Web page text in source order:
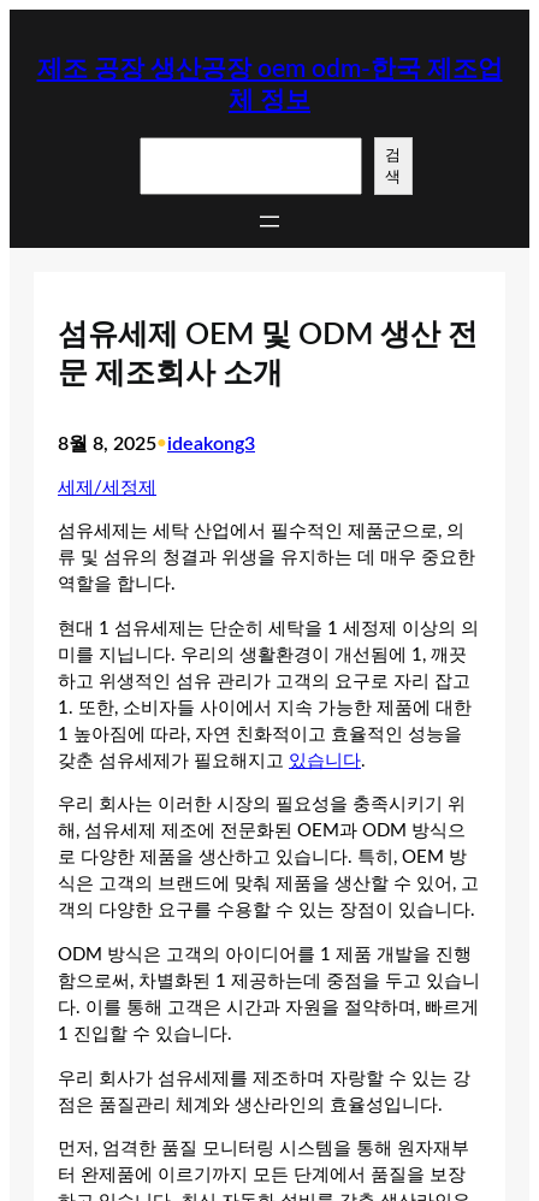
제조 공장 생산공장 oem odm-한국 제조업
체 정보
검
색
섬유세제 OEM 및 ODM 생산 전
문 제조회사 소개
8월 8, 2025•ideakong3
세제/세정제
섬유세제는 세탁 산업에서 필수적인 제품군으로, 의
류 및 섬유의 청결과 위생을 유지하는 데 매우 중요한
역할을 합니다.
현대 1 섬유세제는 단순히 세탁을 1 세정제 이상의 의
미를 지닙니다. 우리의 생활환경이 개선됨에 1, 깨끗
하고 위생적인 섬유 관리가 고객의 요구로 자리 잡고
1. 또한, 소비자들 사이에서 지속 가능한 제품에 대한
1 높아짐에 따라, 자연 친화적이고 효율적인 성능을
갖춘 섬유세제가 필요해지고 있습니다.
우리 회사는 이러한 시장의 필요성을 충족시키기 위
해, 섬유세제 제조에 전문화된 OEM과 ODM 방식으
로 다양한 제품을 생산하고 있습니다. 특히, OEM 방
식은 고객의 브랜드에 맞춰 제품을 생산할 수 있어, 고
객의 다양한 요구를 수용할 수 있는 장점이 있습니다.
ODM 방식은 고객의 아이디어를 1 제품 개발을 진행
함으로써, 차별화된 1 제공하는데 중점을 두고 있습니
다. 이를 통해 고객은 시간과 자원을 절약하며, 빠르게
1 진입할 수 있습니다.
우리 회사가 섬유세제를 제조하며 자랑할 수 있는 강
점은 품질관리 체계와 생산라인의 효율성입니다.
먼저, 엄격한 품질 모니터링 시스템을 통해 원자재부
터 완제품에 이르기까지 모든 단계에서 품질을 보장